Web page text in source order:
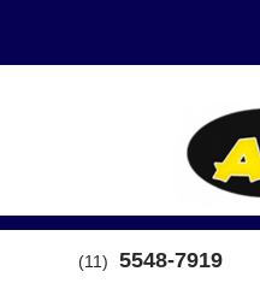
(11) 5548-7919